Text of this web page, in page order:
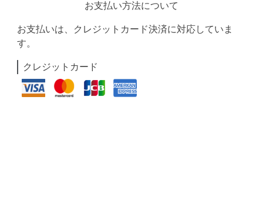
お支払い方法について
お支払いは、クレジットカード決済に対応していま
す。
クレジットカード